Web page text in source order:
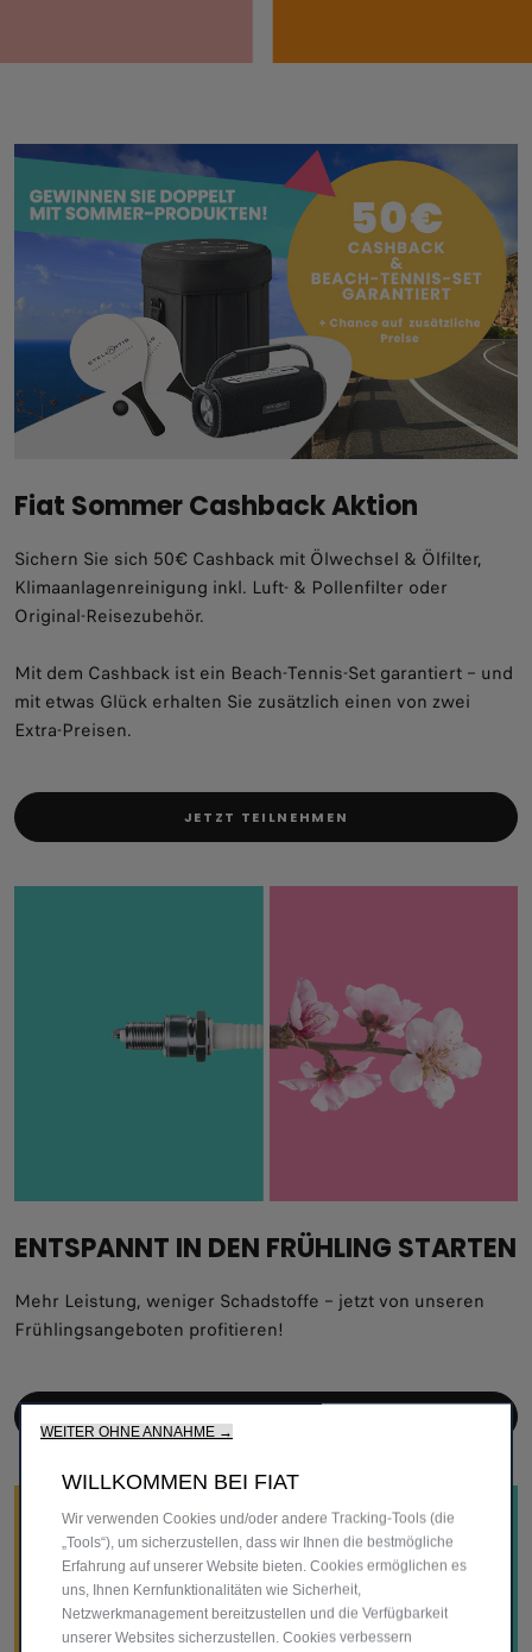
Fiat Sommer Cashback Aktion
Sichern Sie sich 50€ Cashback mit Ölwechsel & Ölfilter,
Klimaanlagenreinigung inkl. Luft‑ & Pollenfilter oder
Original‑Reisezubehör.
Mit dem Cashback ist ein Beach‑Tennis‑Set garantiert – und
mit etwas Glück erhalten Sie zusätzlich einen von zwei
Extra‑Preisen.
JETZT TEILNEHMEN
ENTSPANNT IN DEN FRÜHLING STARTEN
Mehr Leistung, weniger Schadstoffe – jetzt von unseren
Frühlingsangeboten profitieren!
WEITER OHNE ANNAHME →
WILLKOMMEN BEI FIAT
Wir verwenden Cookies und/oder andere Tracking-Tools (die
„Tools“), um sicherzustellen, dass wir Ihnen die bestmögliche
Erfahrung auf unserer Website bieten. Cookies ermöglichen es
uns, Ihnen Kernfunktionalitäten wie Sicherheit,
Netzwerkmanagement bereitzustellen und die Verfügbarkeit
unserer Websites sicherzustellen. Cookies verbessern